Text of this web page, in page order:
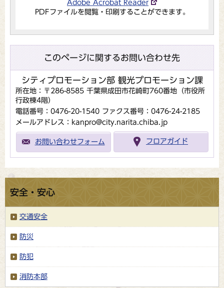
Adobe Acrobat Reader
PDFファイルを閲覧・印刷することができます。
このページに関するお問い合わせ先
シティプロモーション部 観光プロモーション課
所在地：〒286-8585 千葉県成田市花崎町760番地（市役所
行政棟4階）
電話番号：0476-20-1540 ファクス番号：0476-24-2185
メールアドレス：kanpro@city.narita.chiba.jp
お問い合わせフォーム フロアガイド
安全・安心
交通安全
防災
防犯
消防本部